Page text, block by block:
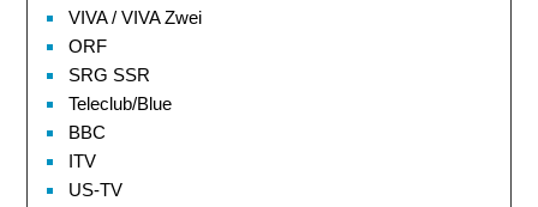
VIVA / VIVA Zwei
ORF
SRG SSR
Teleclub/Blue
BBC
ITV
US-TV